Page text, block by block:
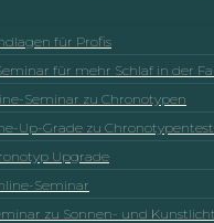
für Profis
für mehr Schlaf in der
Seminar zu Chronotypen
Up-Grade zu
Upgrade
Seminar
zu Sonnen- und Kunstlicht